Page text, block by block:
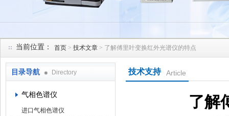
当前位置： 首页 > 技术文章 > 了解傅里叶变换红外光谱仪的特点
目录导航 Directory
气相色谱仪
进口气相色谱仪
技术支持 Article
了解